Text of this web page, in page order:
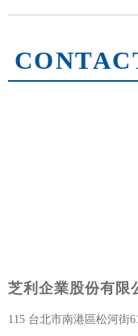
芝利企業股份有限
115 台北市南港區松河街